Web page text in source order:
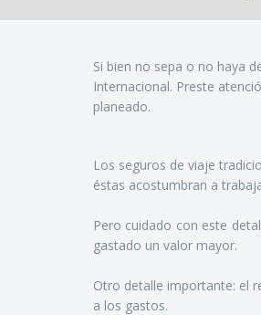
Si bien no sepa o no haya
Internacional. Preste
planeado.
Los seguros de viaje
éstas acostumbran a
Pero cuidado con este
gastado un valor mayor.
Otro detalle importante: el
a los gastos.